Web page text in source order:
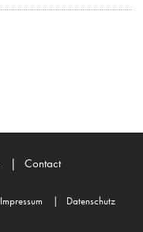
| Contact
Impressum | Datenschutz